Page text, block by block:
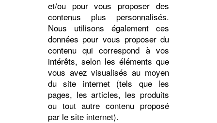
et/ou pour vous proposer des
contenus plus personnalisés.
Nous utilisons également ces
données pour vous proposer du
contenu qui correspond à vos
intérêts, selon les éléments que
vous avez visualisés au moyen
du site internet (tels que les
pages, les articles, les produits
ou tout autre contenu proposé
par le site internet).